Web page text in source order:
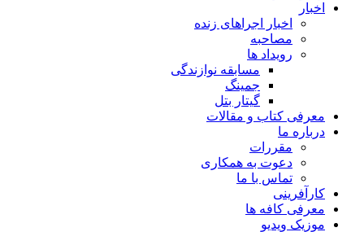
اخبار
اخبار اجراهای زنده
مصاحبه
رویداد ها
مسابقه نوازندگی
جمینگ
گیتار بتل
معرفی کتاب و مقالات
درباره ما
مقررات
دعوت به همکاری
تماس با ما
کارآفرینی
معرفی کافه ها
موزیک ویدیو